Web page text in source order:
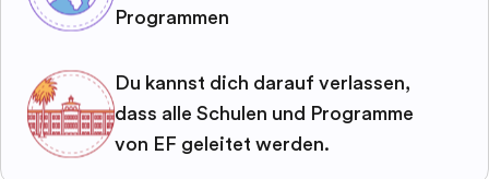
Programmen
Du kannst dich darauf verlassen,
dass alle Schulen und Programme
von EF geleitet werden.